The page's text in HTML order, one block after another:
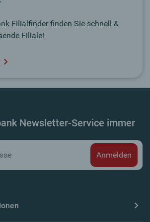
Filialfinder finden Sie schnell &
Filiale!
Newsletter-Service immer